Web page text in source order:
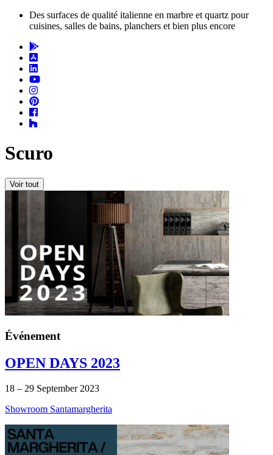
Des surfaces de qualité italienne en marbre et quartz pour
cuisines, salles de bains, planchers et bien plus encore
Scuro
Voir tout
Événement
OPEN DAYS 2023
18 – 29 September 2023
Showroom Santamargherita